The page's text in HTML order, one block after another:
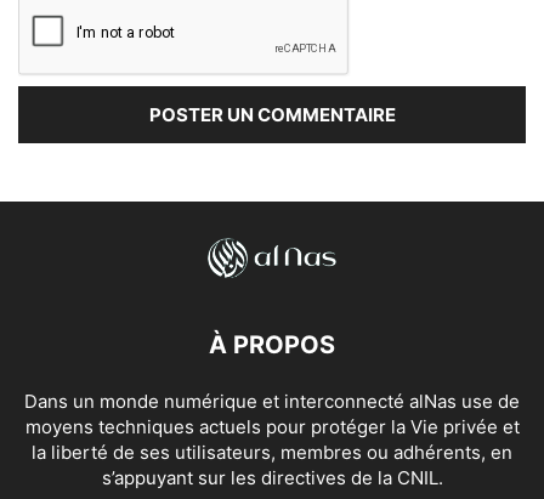
À PROPOS
Dans un monde numérique et interconnecté alNas use de
moyens techniques actuels pour protéger la Vie privée et
la liberté de ses utilisateurs, membres ou adhérents, en
s’appuyant sur les directives de la CNIL.